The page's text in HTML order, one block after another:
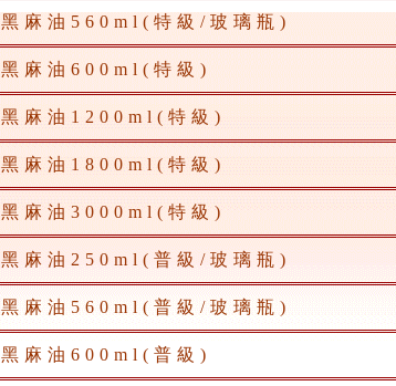
黑麻油560ml(特級/玻璃瓶)
黑麻油600ml(特級)
黑麻油1200ml(特級)
黑麻油1800ml(特級)
黑麻油3000ml(特級)
黑麻油250ml(普級/玻璃瓶)
黑麻油560ml(普級/玻璃瓶)
黑麻油600ml(普級)